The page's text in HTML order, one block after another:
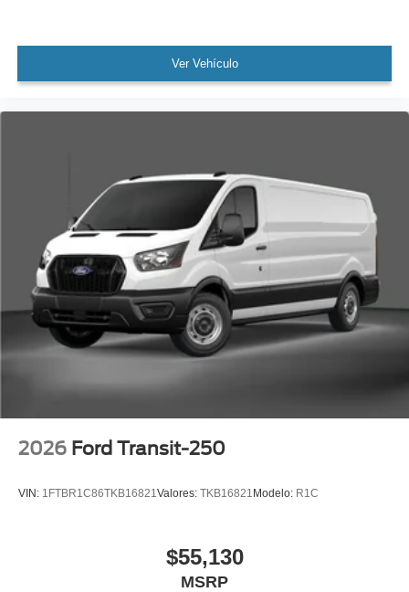
Ver Vehículo
2026 Ford Transit-250
VIN: 1FTBR1C86TKB16821Valores: TKB16821 Modelo: R1C
$55,130
MSRP